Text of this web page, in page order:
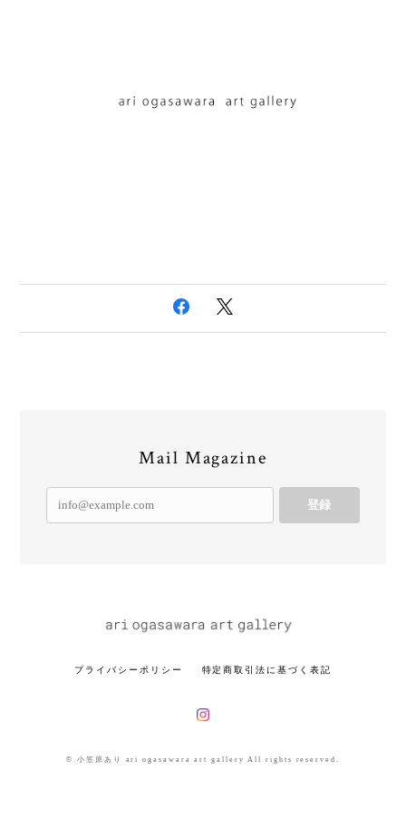
Mail Magazine
登録
プライバシーポリシー 特定商取引法に基づく表記
© 小笠原あり ari ogasawara art gallery All rights reserved.